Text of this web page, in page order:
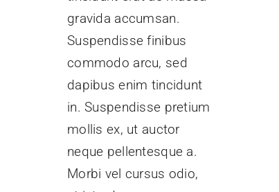
gravida accumsan.
Suspendisse finibus
commodo arcu, sed
dapibus enim tincidunt
in. Suspendisse pretium
mollis ex, ut auctor
neque pellentesque a.
Morbi vel cursus odio,